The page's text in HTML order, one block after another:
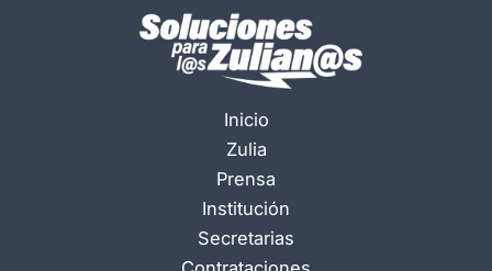
Inicio
Zulia
Prensa
Institución
Secretarias